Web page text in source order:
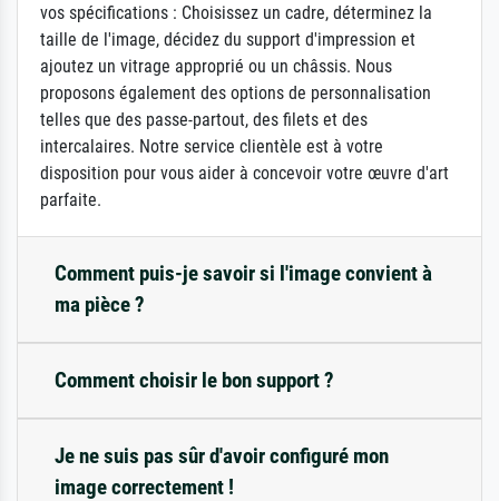
vos spécifications : Choisissez un cadre, déterminez la
taille de l'image, décidez du support d'impression et
ajoutez un vitrage approprié ou un châssis. Nous
proposons également des options de personnalisation
telles que des passe-partout, des filets et des
intercalaires. Notre service clientèle est à votre
disposition pour vous aider à concevoir votre œuvre d'art
parfaite.
Comment puis-je savoir si l'image convient à
ma pièce ?
Comment choisir le bon support ?
Je ne suis pas sûr d'avoir configuré mon
image correctement !